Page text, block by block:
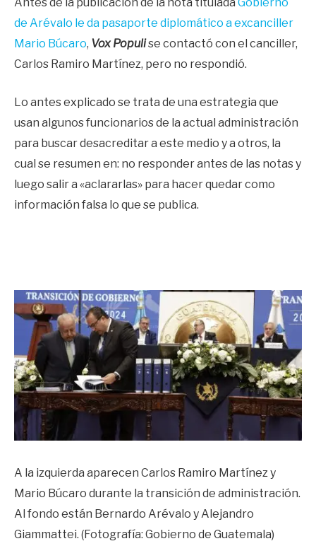
de Arévalo le da pasaporte diplomático a excanciller
Mario Búcaro, Vox Populise contactó con el canciller,
Carlos Ramiro Martínez, pero no respondió.
Lo antes explicado se trata de una estrategia que
usan algunos funcionarios de la actual administración
para buscar desacreditar a este medio y a otros, la
cual se resumen en: no responder antes de las notas y
luego salir a «aclararlas» para hacer quedar como
información falsa lo que se publica.
A la izquierda aparecen Carlos Ramiro Martínez y
Mario Búcaro durante la transición de administración.
Al fondo están Bernardo Arévalo y Alejandro
Giammattei. (Fotografía: Gobierno de Guatemala)